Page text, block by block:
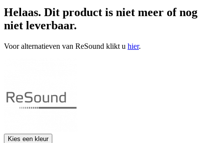
Helaas. Dit product is niet meer of nog
niet leverbaar.
Voor alternatieven van ReSound klikt u hier.
Kies een kleur